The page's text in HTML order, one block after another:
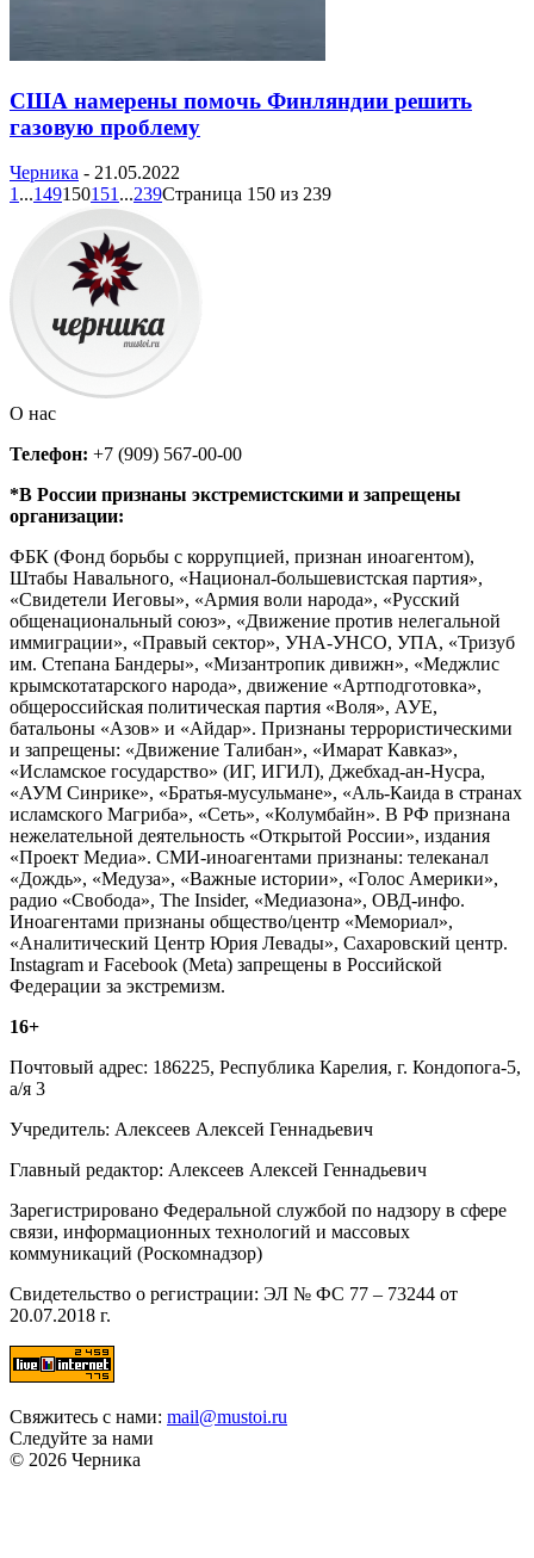
США намерены помочь Финляндии решить
газовую проблему
Черника - 21.05.2022
1 ...149150151 ...239Страница 150 из 239
О нас
Телефон: +7 (909) 567-00-00
*В России признаны экстремистскими и запрещены
организации:
ФБК (Фонд борьбы с коррупцией, признан иноагентом),
Штабы Навального, «Национал-большевистская партия»,
«Свидетели Иеговы», «Армия воли народа», «Русский
общенациональный союз», «Движение против нелегальной
иммиграции», «Правый сектор», УНА-УНСО, УПА, «Тризуб
им. Степана Бандеры», «Мизантропик дивижн», «Меджлис
крымскотатарского народа», движение «Артподготовка»,
общероссийская политическая партия «Воля», АУЕ,
батальоны «Азов» и «Айдар». Признаны террористическими
и запрещены: «Движение Талибан», «Имарат Кавказ»,
«Исламское государство» (ИГ, ИГИЛ), Джебхад-ан-Нусра,
«АУМ Синрике», «Братья-мусульмане», «Аль-Каида в странах
исламского Магриба», «Сеть», «Колумбайн». В РФ признана
нежелательной деятельность «Открытой России», издания
«Проект Медиа». СМИ-иноагентами признаны: телеканал
«Дождь», «Медуза», «Важные истории», «Голос Америки»,
радио «Свобода», The Insider, «Медиазона», ОВД-инфо.
Иноагентами признаны общество/центр «Мемориал»,
«Аналитический Центр Юрия Левады», Сахаровский центр.
Instagram и Facebook (Metа) запрещены в Российской
Федерации за экстремизм.
16+
Почтовый адрес: 186225, Республика Карелия, г. Кондопога-5,
а/я 3
Учредитель: Алексеев Алексей Геннадьевич
Главный редактор: Алексеев Алексей Геннадьевич
Зарегистрировано Федеральной службой по надзору в сфере
связи, информационных технологий и массовых
коммуникаций (Роскомнадзор)
Свидетельство о регистрации: ЭЛ № ФС 77 – 73244 от
20.07.2018 г.
Свяжитесь с нами: mail@mustoi.ru
Следуйте за нами
© 2026 Черника